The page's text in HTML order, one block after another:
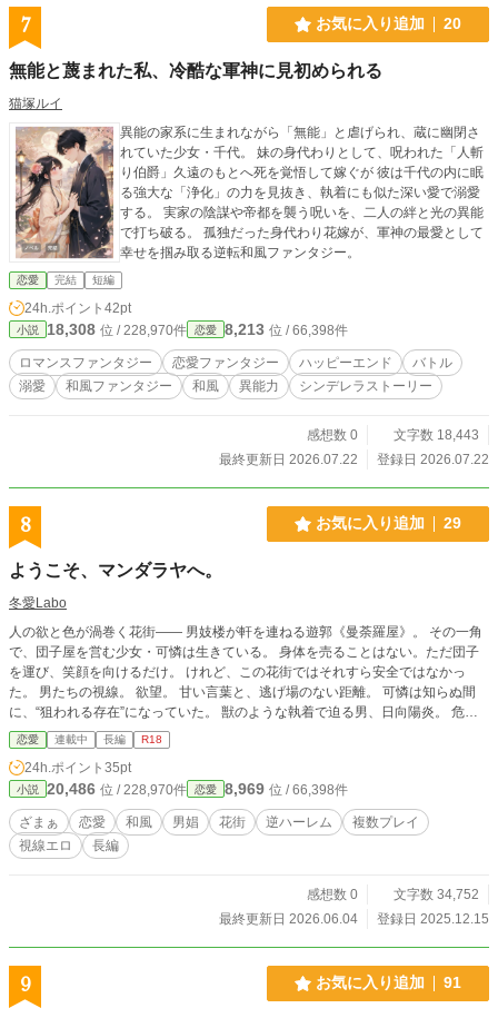
7 お気に入り追加 20
無能と蔑まれた私、冷酷な軍神に見初められる
猫塚ルイ
異能の家系に生まれながら「無能」と虐げられ、蔵に幽閉さ
れていた少女・千代。 妹の身代わりとして、呪われた「人斬
り伯爵」久遠のもとへ死を覚悟して嫁ぐが 彼は千代の内に眠
る強大な「浄化」の力を見抜き、執着にも似た深い愛で溺愛
する。 実家の陰謀や帝都を襲う呪いを、二人の絆と光の異能
で打ち破る。 孤独だった身代わり花嫁が、軍神の最愛として
幸せを掴み取る逆転和風ファンタジー。
恋愛 完結 短編
24h.ポイント 42pt
小説 18,308 位 / 228,970件 恋愛 8,213 位 / 66,398件
ロマンスファンタジー 恋愛ファンタジー ハッピーエンド
バトル
溺愛
和風ファンタジー 和風 異能力 シンデレラストーリー
感想数 0
文字数 18,443
最終更新日 2026.07.22
登録日 2026.07.22
8 お気に入り追加 29
ようこそ、マンダラヤへ。
冬愛Labo
人の欲と色が渦巻く花街―― 男妓楼が軒を連ねる遊郭《曼荼羅屋》。 その一角
で、団子屋を営む少女・可憐は生きている。 身体を売ることはない。ただ団子
を運び、笑顔を向けるだけ。 けれど、この花街ではそれすら安全ではなかっ
た。 男たちの視線。 欲望。 甘い言葉と、逃げ場のない距離。 可憐は知らぬ間
に、“狙われる存在”になっていた。 獣のような執着で迫る男、日向陽炎。 危険
な香りを纏い、恐怖と快楽の境界へと可憐を引きずり込む。 「乙女を散らして
やろうか？」 その言葉に震えながらも、目を逸らせない自分に気づいてしま
う。 野生的な色香と狂おしい独占欲を秘めた男、翡翠朧。 守るために壊れ、壊
すために愛する―― 抑えきれない感情が、理性を踏み潰していく。 「可憐以
外、大切なものが見当たらない」 優しさの仮面の下で、最も冷酷に盤面を動か
す男、月白麗蘭。 包み込むような言葉と視線で、逃げ道を塞いでいく策士。
「欲しいものを、欲しいと言っていいのよ」 恐怖。 安らぎ。 背徳。 そして、抗
される世界。 拒めば壊され、 受け入れれば堕ちていく。 視線に絡め取られ、 心
男に執着されながら、 愛と欲の狭間でもがく少女の物語。 甘く、苦く、息が詰
まるほど濃密な ――視線と心理が支配する逆ハーレム譚。
恋愛 連載中 長編 R18
24h.ポイント 35pt
小説 20,486 位 / 228,970件 恋愛 8,969 位 / 66,398件
ざまぁ 恋愛 和風 男娼 花街 逆ハーレム
複数プレイ
視線エロ
長編
感想数 0
文字数 34,752
最終更新日 2026.06.04
登録日 2025.12.15
9 お気に入り追加 91